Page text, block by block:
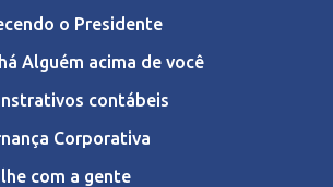
o Presidente
Alguém acima de você
contábeis
Corporativa
com a gente